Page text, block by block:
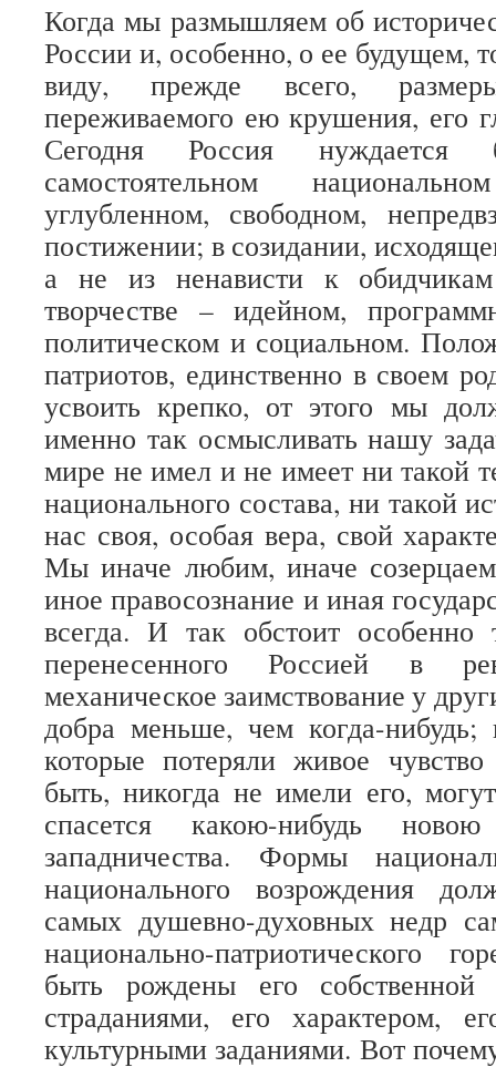
Когда мы размышляем об
России и, особенно, о ее будущем,
виду, прежде всего,
переживаемого ею крушения, его
Сегодня Россия
самостоятельном
углубленном, свободном,
постижении; в созидании,
а не из ненависти к
творчестве – идейном,
политическом и социальном.
патриотов, единственно в своем
усвоить крепко, от этого мы
именно так осмысливать нашу
мире не имел и не имеет ни такой
национального состава, ни такой
нас своя, особая вера, свой
Мы иначе любим, иначе
иное правосознание и иная
всегда. И так обстоит особенно
перенесенного Россией в
механическое заимствование у
добра меньше, чем когда-
которые потеряли живое
быть, никогда не имели его,
спасется какою-нибудь
западничества. Формы
национального возрождения
самых душевно-духовных недр
национально-патриотического
быть рождены его собственной
страданиями, его характером,
культурными заданиями. Вот